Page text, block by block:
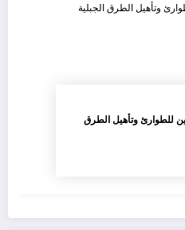
للطوارئ وتأهيل الطرق